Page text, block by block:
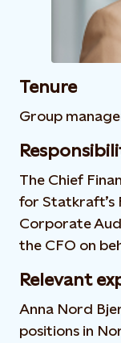
Tenure
Group
The Chief
for Statkraft’s
Corporate
the CFO on
Relevant
Anna Nord
positions in